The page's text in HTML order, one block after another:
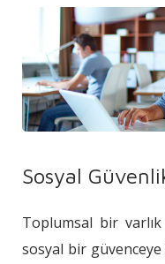
Sosyal
Toplumsal bir
sosyal bir